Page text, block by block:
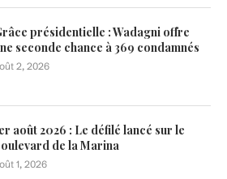
présidentielle : Wadagni offre
seconde chance à 369 condamnés
2, 2026
août 2026 : Le défilé lancé sur le
de la Marina
1, 2026